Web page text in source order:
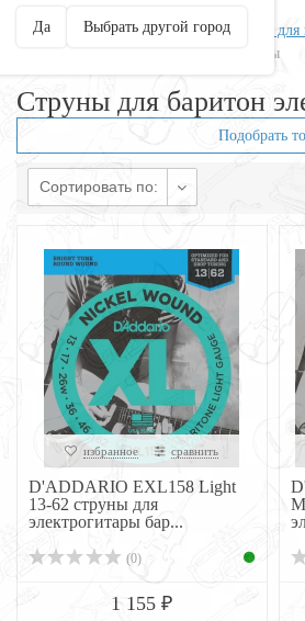
Да Выбрать другой город
Главная Всё для гитары Струны для
Струны для баритон электрогитары
Струны для баритон
Подобрать
Сортировать по:
избранное сравнить
D'ADDARIO EXL158 Light
13-62 струны для
электрогитары бар...
(0)
1 155 ₽